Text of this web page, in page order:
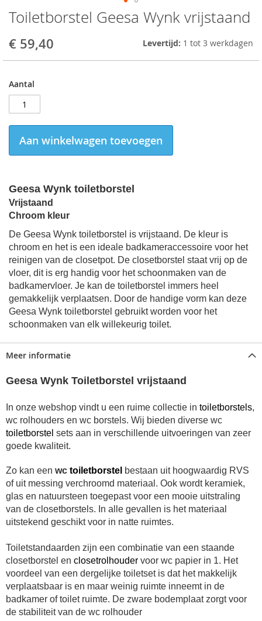
Toiletborstel Geesa Wynk vrijstaand
€ 59,40 Levertijd: 1 tot 3 werkdagen
Aantal
Aan winkelwagen toevoegen
Geesa Wynk toiletborstel
Vrijstaand
Chroom kleur
De Geesa Wynk toiletborstel is vrijstaand. De kleur is
chroom en het is een ideale badkameraccessoire voor het
reinigen van de closetpot. De closetborstel staat vrij op de
vloer, dit is erg handig voor het schoonmaken van de
badkamervloer. Je kan de toiletborstel immers heel
gemakkelijk verplaatsen. Door de handige vorm kan deze
Geesa Wynk toiletborstel gebruikt worden voor het
schoonmaken van elk willekeurig toilet.
Skip
to
the
beginning
of
images
gallery
Meer informatie
Geesa Wynk Toiletborstel vrijstaand
In onze webshop vindt u een ruime collectie in toiletborstels,
wc rolhouders en wc borstels. Wij bieden diverse wc
toiletborstel sets aan in verschillende uitvoeringen van zeer
goede kwaliteit.
Zo kan een wc toiletborstel bestaan uit hoogwaardig RVS
of uit messing verchroomd materiaal. Ook wordt keramiek,
glas en natuursteen toegepast voor een mooie uitstraling
van de closetborstels. In alle gevallen is het materiaal
uitstekend geschikt voor in natte ruimtes.
Toiletstandaarden zijn een combinatie van een staande
closetborstel en closetrolhouder voor wc papier in 1. Het
voordeel van een dergelijke toiletset is dat het makkelijk
verplaatsbaar is en maar weinig ruimte inneemt in de
badkamer of toilet ruimte. De zware bodemplaat zorgt voor
de stabiliteit van de wc rolhouder